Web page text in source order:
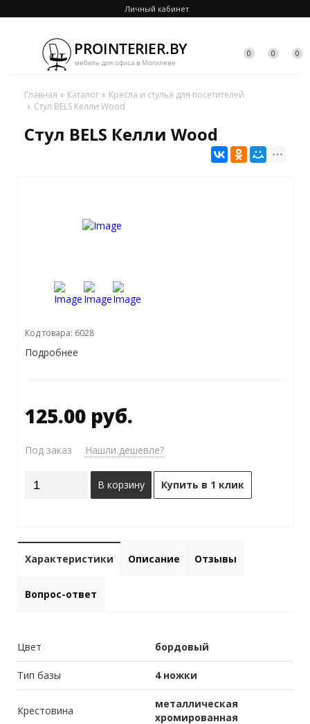
Личный кабинет
0 0 0
Главная Каталог
Кресла и стулья для посетителей
Стул BELS Келли Wood
Стул BELS Келли Wood
Код товара: 6028
Подробнее
125.00 руб.
Под заказ Нашли дешевле?
В корзину Купить в 1 клик
Характеристики Описание Отзывы
Вопрос-ответ
Цвет бордовый
Тип базы 4 ножки
Крестовина
металлическая
хромированная